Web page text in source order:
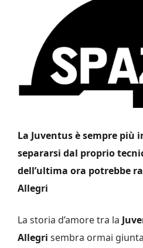
La Juventus è sempre più
separarsi dal proprio
dell’ultima ora potrebbe
Allegri
La storia d’amore tra la
Allegri sembra ormai